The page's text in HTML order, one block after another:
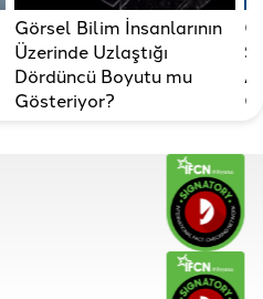
Görsel Bilim İnsanlarının
Üzerinde Uzlaştığı
Dördüncü Boyutu mu
Gösteriyor?